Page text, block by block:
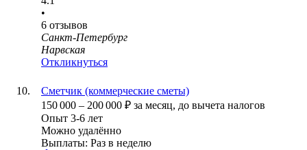
•
6 отзывов
Санкт-Петербург
Нарвская
Откликнуться
Сметчик (коммерческие сметы)
150 000 – 200 000 ₽ за месяц, до вычета налогов
Опыт 3-6 лет
Можно удалённо
Выплаты: Раз в неделю